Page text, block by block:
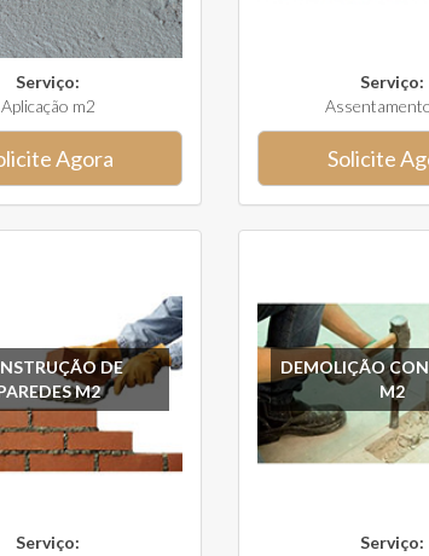
Serviço:
Aplicação m2
Agora
Serviço:
Solicite
DE
M2
Serviço:
DEMOLIÇÃO
M2
Serviço: